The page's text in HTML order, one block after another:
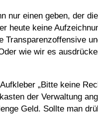
nur einen geben, der
heute keine
wie wir es
„Bitte keine
der Verwaltung
Geld. Sollte man